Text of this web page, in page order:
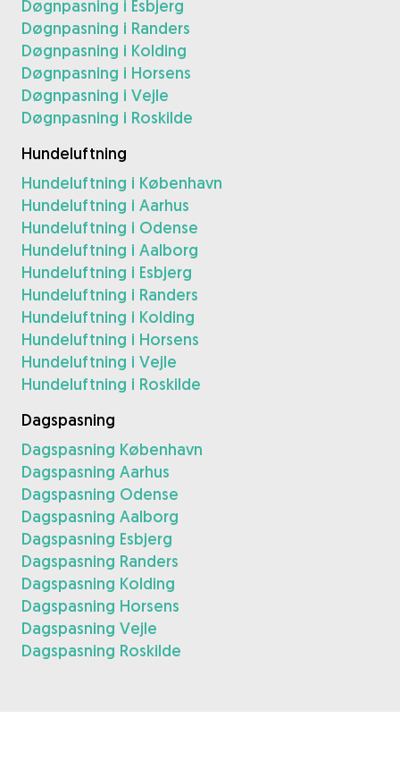
Døgnpasning i Esbjerg
Døgnpasning i Randers
Døgnpasning i Kolding
Døgnpasning i Horsens
Døgnpasning i Vejle
Døgnpasning i Roskilde
Hundeluftning
Hundeluftning i København
Hundeluftning i Aarhus
Hundeluftning i Odense
Hundeluftning i Aalborg
Hundeluftning i Esbjerg
Hundeluftning i Randers
Hundeluftning i Kolding
Hundeluftning i Horsens
Hundeluftning i Vejle
Hundeluftning i Roskilde
Dagspasning
Dagspasning København
Dagspasning Aarhus
Dagspasning Odense
Dagspasning Aalborg
Dagspasning Esbjerg
Dagspasning Randers
Dagspasning Kolding
Dagspasning Horsens
Dagspasning Vejle
Dagspasning Roskilde